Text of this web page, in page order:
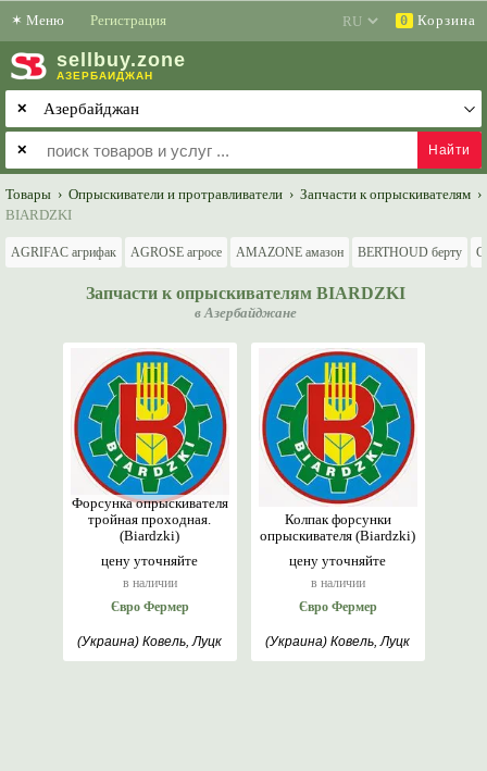
✶ Меню Регистрация 0 Корзина
sell buy.zone
АЗЕРБАЙДЖАН
✕
✕
Товары › Опрыскиватели и протравливатели › Запчасти к опрыскивателям ›
BIARDZKI
AGRIFAC агрифак AGROSE агросе AMAZONE амазон BERTHOUD берту
Запчасти к опрыскивателям BIARDZKI
в Азербайджане
цену уточняйте
в наличии
Форсунка опрыскивателя
тройная проходная.
(Biardzki)
Євро Фермер
(Украина) Ковель, Луцк
цену уточняйте
в наличии
Колпак форсунки
опрыскивателя (Biardzki)
Євро Фермер
(Украина) Ковель, Луцк